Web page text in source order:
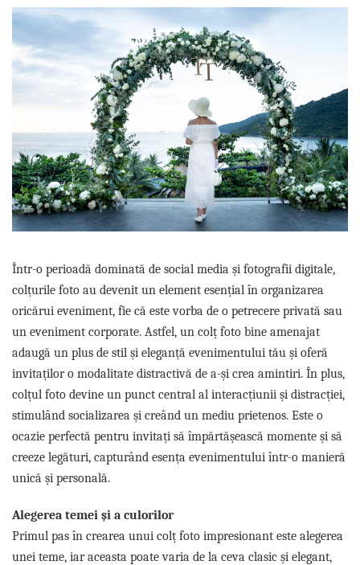
Efecte speciale
Biserica
Decor cristelnita
Porumbei
Alte decoratiuni
Covoare festive
Stalpisori decorativi
Acasa
Panouri florale
Arcade cu flori
Stalpisori decorativi
Covoare festive
Efecte speciale
Alte accesorii acasa
Aranjamente florale cu flori din
Accesorii nunta
Coronite din flori
Marturii
Licheni stabilizati
Ziua Mamei
Buchete de flori
Aranjamente florale
Licheni stabilizati
Felicitari
Paste
Felicitari
Halloween
Craciun
Globuri de craciun
Decoratiuni de craciun
Felicitari
Pomisori cu licheni
Tablouri cu licheni
Ceasuri cu licheni
Aranjamente cu licheni
Ursuleti din trandafiri
Cosuri cadou
Într-o perioadă dominată de social media și fotografii digitale,
colțurile foto au devenit un element esențial în organizarea
oricărui eveniment, fie că este vorba de o petrecere privată sau
un eveniment corporate. Astfel, un colț foto bine amenajat
adaugă un plus de stil și eleganță evenimentului tău și oferă
invitaților o modalitate distractivă de a-și crea amintiri. În plus,
colțul foto devine un punct central al interacțiunii și distracției,
stimulând socializarea și creând un mediu prietenos. Este o
ocazie perfectă pentru invitați să împărtășească momente și să
creeze legături, capturând esența evenimentului într-o manieră
unică și personală.
Alegerea temei și a culorilor
Primul pas în crearea unui colț foto impresionant este alegerea
unei teme, iar aceasta poate varia de la ceva clasic și elegant,